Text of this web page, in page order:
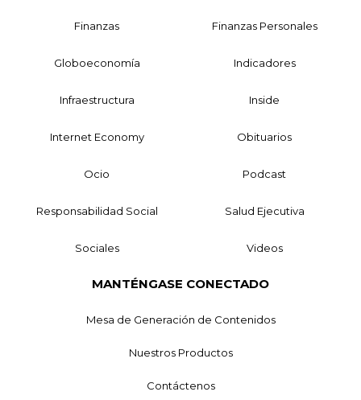
Finanzas Finanzas Personales
Globoeconomía Indicadores
Infraestructura Inside
Internet Economy Obituarios
Ocio Podcast
Responsabilidad Social Salud Ejecutiva
Sociales Videos
MANTÉNGASE CONECTADO
Mesa de Generación de Contenidos
Nuestros Productos
Contáctenos